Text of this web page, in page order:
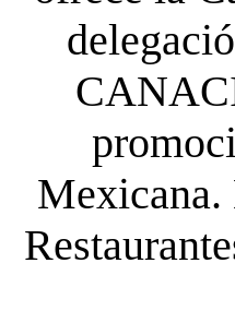
Mexicana.